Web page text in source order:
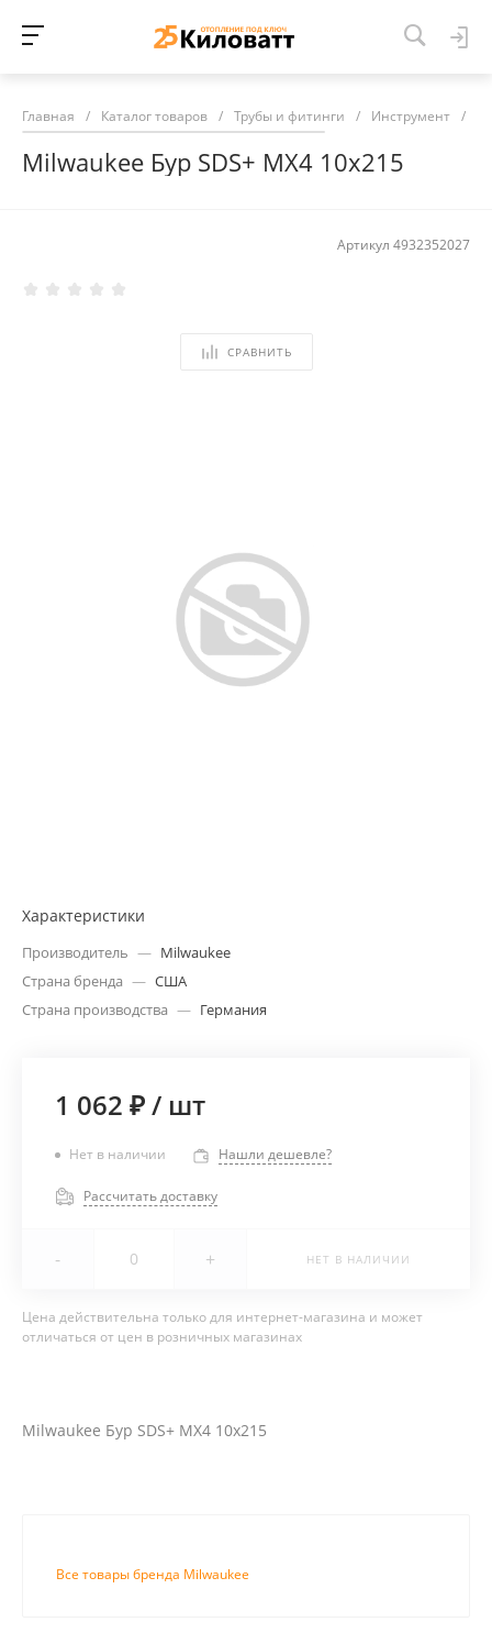
Главная / Каталог товаров / Трубы и фитинги / Инструмент /
Milwaukee Бур SDS+ MX4 10х215
Артикул 4932352027
СРАВНИТЬ
Характеристики
Производитель — Milwaukee
Страна бренда — США
Страна производства — Германия
1 062 ₽/ шт
Нет в наличии Нашли дешевле?
Рассчитать доставку
- + НЕТ В НАЛИЧИИ
Цена действительна только для интернет-магазина и может
отличаться от цен в розничных магазинах
Milwaukee Бур SDS+ MX4 10х215
Все товары бренда Milwaukee